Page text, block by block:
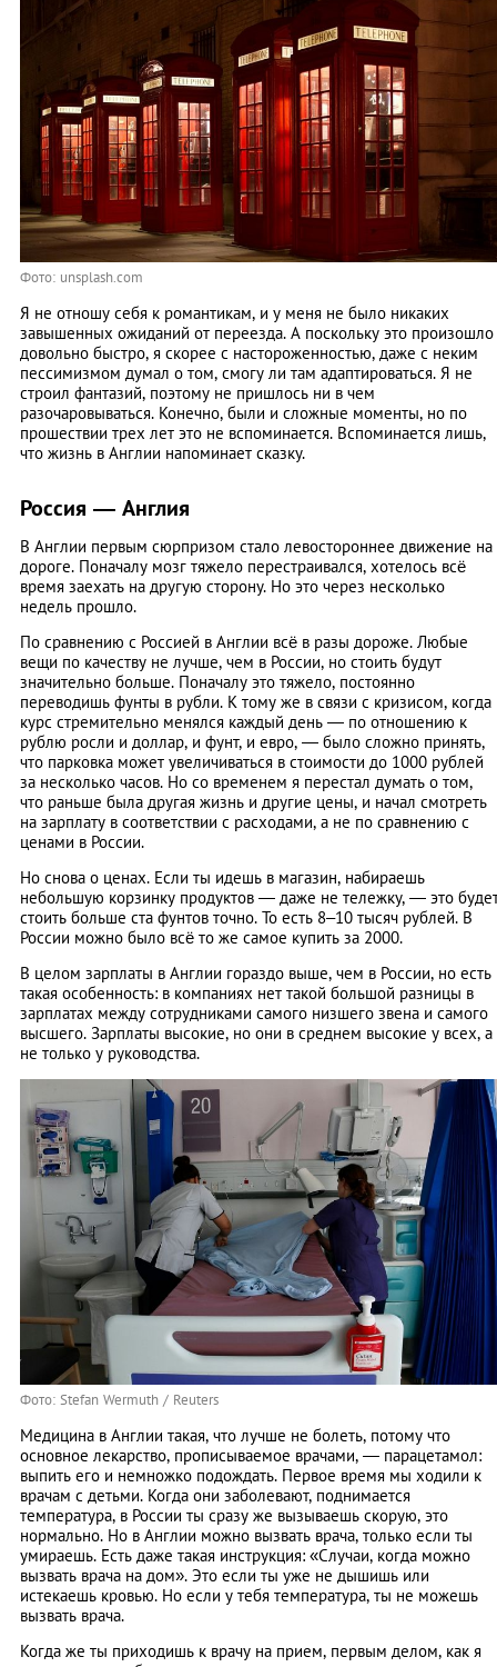
Фото: unsplash.com
Я не отношу себя к романтикам, и у меня не было никаких
завышенных ожиданий от переезда. А поскольку это произошло
довольно быстро, я скорее с настороженностью, даже с неким
пессимизмом думал о том, смогу ли там адаптироваться. Я не
строил фантазий, поэтому не пришлось ни в чем
разочаровываться. Конечно, были и сложные моменты, но по
прошествии трех лет это не вспоминается. Вспоминается лишь,
что жизнь в Англии напоминает сказку.
Россия — Англия
В Англии первым сюрпризом стало левостороннее движение на
дороге. Поначалу мозг тяжело перестраивался, хотелось всё
время заехать на другую сторону. Но это через несколько
недель прошло.
По сравнению с Россией в Англии всё в разы дороже. Любые
вещи по качеству не лучше, чем в России, но стоить будут
значительно больше. Поначалу это тяжело, постоянно
переводишь фунты в рубли. К тому же в связи с кризисом, когда
курс стремительно менялся каждый день — по отношению к
рублю росли и доллар, и фунт, и евро, — было сложно принять,
что парковка может увеличиваться в стоимости до 1000 рублей
за несколько часов. Но со временем я перестал думать о том,
что раньше была другая жизнь и другие цены, и начал смотреть
на зарплату в соответствии с расходами, а не по сравнению с
ценами в России.
Но снова о ценах. Если ты идешь в магазин, набираешь
небольшую корзинку продуктов — даже не тележку, — это
стоить больше ста фунтов точно. То есть 8–10 тысяч рублей. В
России можно было всё то же самое купить за 2000.
В целом зарплаты в Англии гораздо выше, чем в России, но есть
такая особенность: в компаниях нет такой большой разницы в
зарплатах между сотрудниками самого низшего звена и самого
высшего. Зарплаты высокие, но они в среднем высокие у всех, а
не только у руководства.
Фото: Stefan Wermuth / Reuters
Медицина в Англии такая, что лучше не болеть, потому что
основное лекарство, прописываемое врачами, — парацетамол:
выпить его и немножко подождать. Первое время мы ходили к
врачам с детьми. Когда они заболевают, поднимается
температура, в России ты сразу же вызываешь скорую, это
нормально. Но в Англии можно вызвать врача, только если ты
умираешь. Есть даже такая инструкция: «Случаи, когда можно
вызвать врача на дом». Это если ты уже не дышишь или
истекаешь кровью. Но если у тебя температура, ты не можешь
вызвать врача.
Когда же ты приходишь к врачу на прием, первым делом, как я